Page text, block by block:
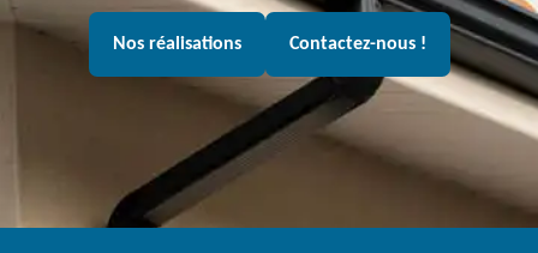
Nos réalisations Contactez-nous !